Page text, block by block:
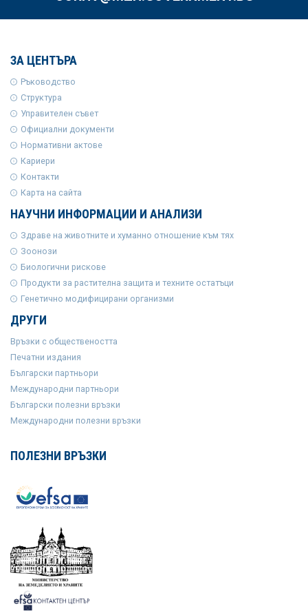
ЗА ЦЕНТЪРА
Ръководство
Структура
Управителен съвет
Официални документи
Нормативни актове
Кариери
Контакти
Карта на сайта
НАУЧНИ ИНФОРМАЦИИ И АНАЛИЗИ
Здраве на животните и хуманно отношение към тях
Зоонози
Биологични рискове
Продукти за растителна защита и техните остатъци
Генетично модифицирани организми
ДРУГИ
Връзки с обществеността
Печатни издания
Български партньори
Международни партньори
Български полезни връзки
Международни полезни връзки
ПОЛЕЗНИ ВРЪЗКИ